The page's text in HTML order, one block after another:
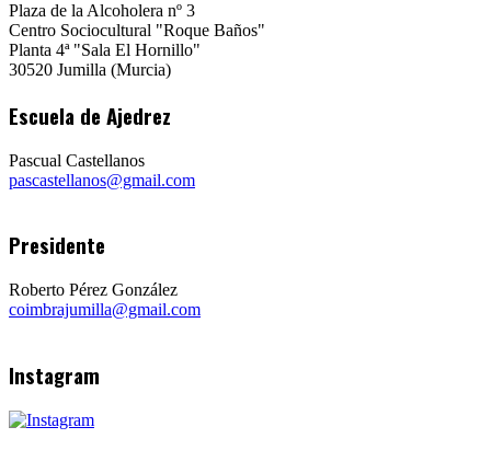
Plaza de la Alcoholera nº 3
Centro Sociocultural "Roque Baños"
Planta 4ª "Sala El Hornillo"
30520 Jumilla (Murcia)
Escuela de Ajedrez
Pascual Castellanos
pascastellanos@gmail.com
Presidente
Roberto Pérez González
coimbrajumilla@gmail.com
Instagram